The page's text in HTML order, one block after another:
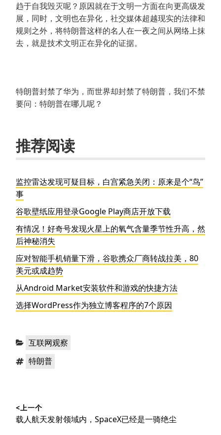
趋于自我毁灭呢？原因就在于文明一方面在向更高级发
展，同时，文明也在异化，社交媒体超越现实的法律和
规则之外，将特朗普这样的名人在一夜之间从网络上抹
去，就是技术文明正在异化的证据。
特朗普封禁了华为，而世界却封禁了特朗普，我们不禁
要问：特朗普在哪儿呢？
推荐阅读
监控雷达发现可疑目标，白宫紧急关闭：原来是个“鸟”
事
谷歌壁纸应用登录Google Play商店开放下载
有情况！好奇号发现火星上的氧气含量季节性升高，然
后神秘消失
应对智能手机销量下滑，谷歌携众厂商转战拉美，80
美元或成趋势
从Android Market安装软件和游戏的快捷方法
选择WordPress作为独立博客程序的7个原因
分 互联网观察
标 特朗普
章
<上一个
上
载人航天发射领域内，SpaceX已经是一骑绝尘